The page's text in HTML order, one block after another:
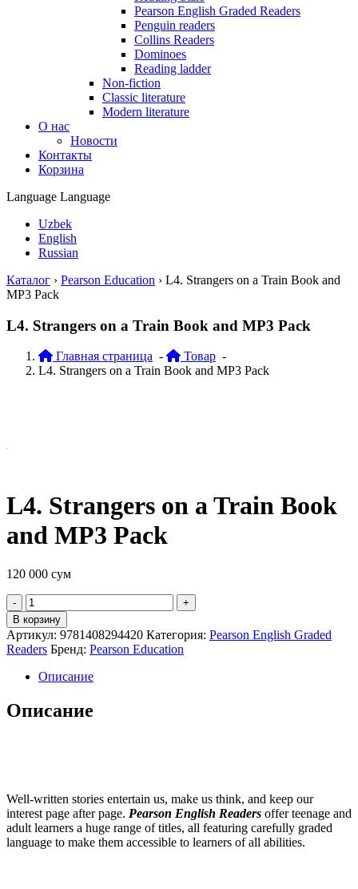
Pearson English Graded Readers
Penguin readers
Collins Readers
Dominoes
Reading ladder
Non-fiction
Classic literature
Modern literature
О нас
Новости
Контакты
Корзина
Language Language
Uzbek
English
Russian
Каталог › Pearson Education › L4. Strangers on a Train Book and
MP3 Pack
L4. Strangers on a Train Book and MP3 Pack
Главная страница - Товар -
L4. Strangers on a Train Book and MP3 Pack
L4. Strangers on a Train Book
and MP3 Pack
120 000 сум
Quantity
В корзину
Артикул: 9781408294420 Категория: Pearson English Graded
Readers Бренд: Pearson Education
Описание
Описание
Well-written stories entertain us, make us think, and keep our
interest page after page. Pearson English Readers offer teenage and
adult learners a huge range of titles, all featuring carefully graded
language to make them accessible to learners of all abilities.